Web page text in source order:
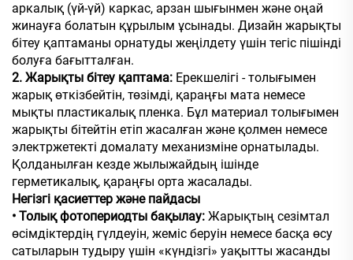
аркалық (үй-үй) каркас, арзан шығынмен және оңай
жинауға болатын құрылым ұсынады. Дизайн жарықты
бітеу қаптаманы орнатуды жеңілдету үшін тегіс пішінді
болуға бағытталған.
2. Жарықты бітеу қаптама: Ерекшелігі - толығымен
жарық өткізбейтін, төзімді, қараңғы мата немесе
мықты пластикалық пленка. Бұл материал толығымен
жарықты бітейтін етіп жасалған және қолмен немесе
электржетекті домалату механизміне орнатылады.
Қолданылған кезде жылыжайдың ішінде
герметикалық, қараңғы орта жасалады.
Негізгі қасиеттер және пайдасы
• Толық фотопериодты бақылау: Жарықтың сезімтал
өсімдіктердің гүлдеуін, жеміс беруін немесе басқа өсу
сатыларын тудыру үшін «күндізгі» уақытты жасанды